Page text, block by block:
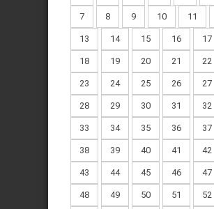
7 8 9 10 11
13 14 15 16 17
18 19 20 21 22
23 24 25 26 27
28 29 30 31 32
33 34 35 36 37
38 39 40 41 42
43 44 45 46 47
48 49 50 51 52